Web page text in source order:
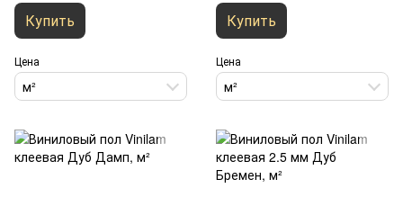
Купить
Цена
м²
Купить
Цена
м²